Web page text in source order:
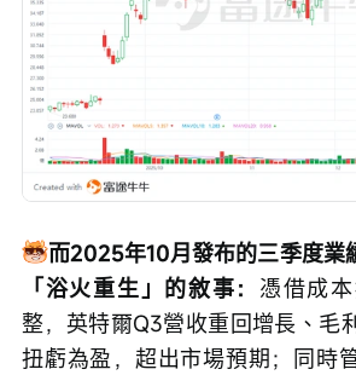
而2025年10月發布的三季度業
「浴火重生」的敘事： 憑借成
整，英特爾Q3營收重回增長、毛
扭虧為盈，超出市場預期；同時